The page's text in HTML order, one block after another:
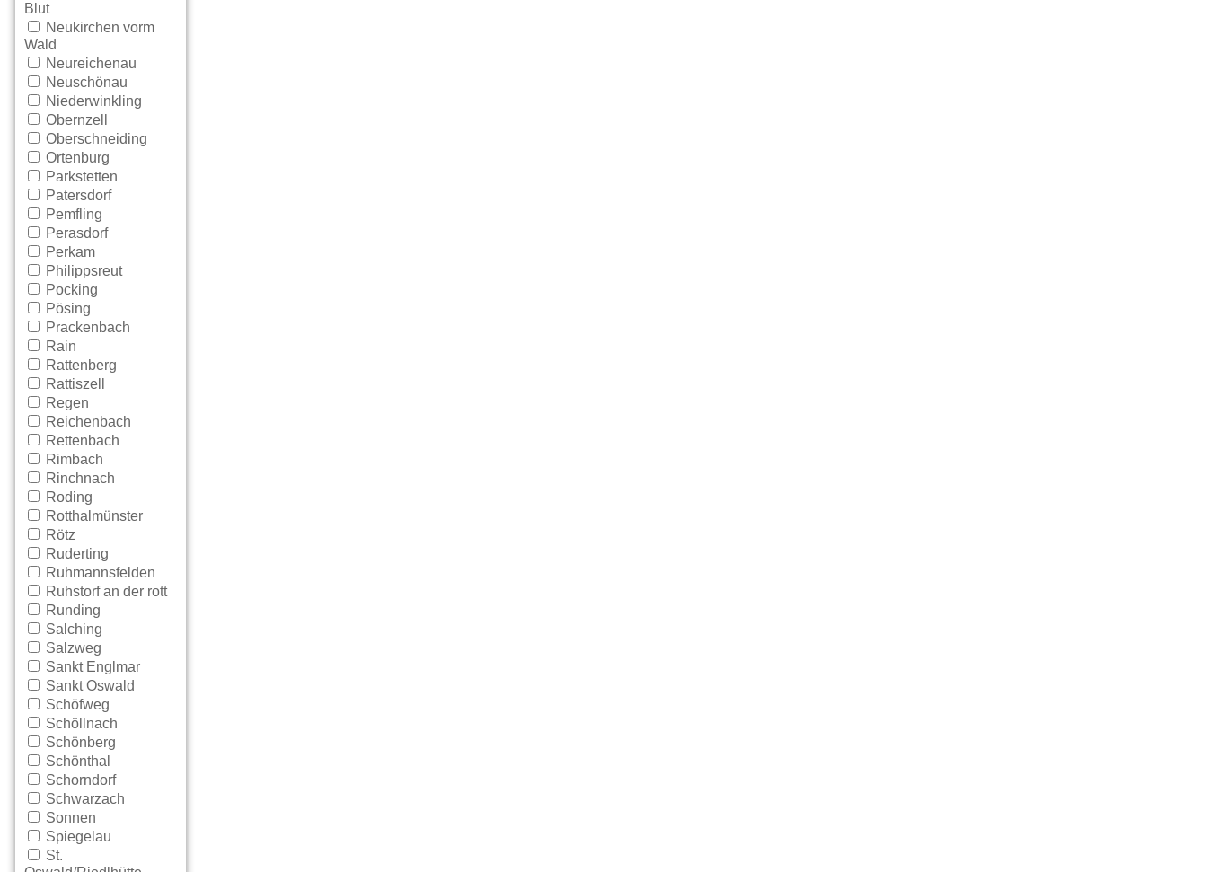
Blut
Neukirchen vorm
Wald
Neureichenau
Neuschönau
Niederwinkling
Obernzell
Oberschneiding
Ortenburg
Parkstetten
Patersdorf
Pemfling
Perasdorf
Perkam
Philippsreut
Pocking
Pösing
Prackenbach
Rain
Rattenberg
Rattiszell
Regen
Reichenbach
Rettenbach
Rimbach
Rinchnach
Roding
Rotthalmünster
Rötz
Ruderting
Ruhmannsfelden
Ruhstorf an der rott
Runding
Salching
Salzweg
Sankt Englmar
Sankt Oswald
Schöfweg
Schöllnach
Schönberg
Schönthal
Schorndorf
Schwarzach
Sonnen
Spiegelau
St.